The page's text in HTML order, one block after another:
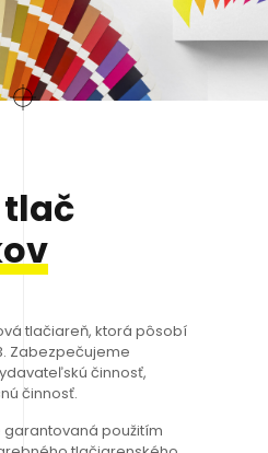
tlačiareň, ktorá pôsobí
Zabezpečujeme
činnosť,
činnosť.
garantovaná použitím